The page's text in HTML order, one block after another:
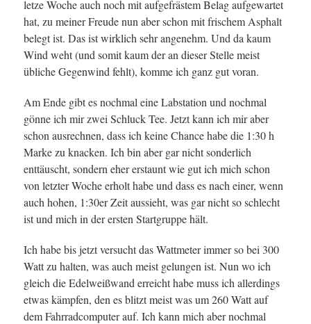
letze Woche auch noch mit aufgefrästem Belag aufgewartet
hat, zu meiner Freude nun aber schon mit frischem Asphalt
belegt ist. Das ist wirklich sehr angenehm. Und da kaum
Wind weht (und somit kaum der an dieser Stelle meist
übliche Gegenwind fehlt), komme ich ganz gut voran.
Am Ende gibt es nochmal eine Labstation und nochmal
gönne ich mir zwei Schluck Tee. Jetzt kann ich mir aber
schon ausrechnen, dass ich keine Chance habe die 1:30 h
Marke zu knacken. Ich bin aber gar nicht sonderlich
enttäuscht, sondern eher erstaunt wie gut ich mich schon
von letzter Woche erholt habe und dass es nach einer, wenn
auch hohen, 1:30er Zeit aussieht, was gar nicht so schlecht
ist und mich in der ersten Startgruppe hält.
Ich habe bis jetzt versucht das Wattmeter immer so bei 300
Watt zu halten, was auch meist gelungen ist. Nun wo ich
gleich die Edelweißwand erreicht habe muss ich allerdings
etwas kämpfen, den es blitzt meist was um 260 Watt auf
dem Fahrradcomputer auf. Ich kann mich aber nochmal